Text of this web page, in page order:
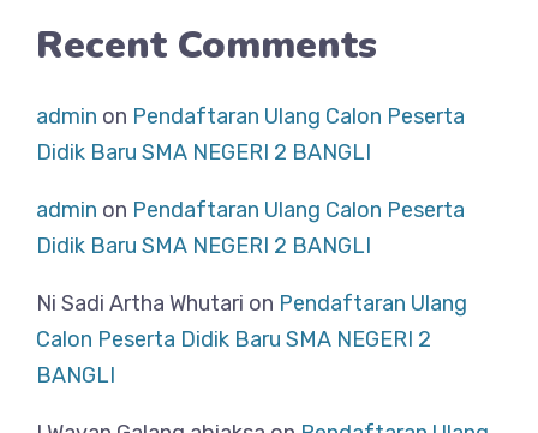
Recent Comments
admin on Pendaftaran Ulang Calon Peserta
Didik Baru SMA NEGERI 2 BANGLI
admin on Pendaftaran Ulang Calon Peserta
Didik Baru SMA NEGERI 2 BANGLI
Ni Sadi Artha Whutari on Pendaftaran Ulang
Calon Peserta Didik Baru SMA NEGERI 2
BANGLI